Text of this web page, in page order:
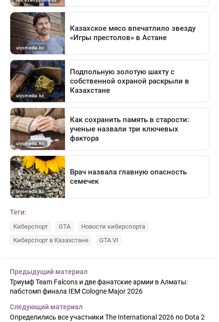
Теги:
Киберспорт GTA
Новости киберспорта
Киберспорт в Казахстане
GTA VI
Предыдущий материал
Триумф Team Falcons и две фанатские армии в Алматы:
пабстомп финала IEM Cologne Major 2026
Следующий материал
Определились все участники The International 2026 по Dota 2